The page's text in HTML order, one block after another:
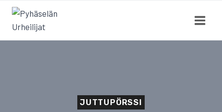
Siirry
sisältöön
JUTTUPÖRSSI